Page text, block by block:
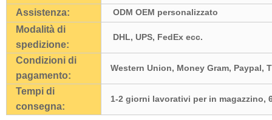
Assistenza: ODM OEM personalizzato
Modalità di
spedizione:
DHL, UPS, FedEx ecc.
Condizioni di
pagamento:
Western Union, Money Gram, Paypal,
Tempi di
consegna:
1-2 giorni lavorativi per in magazzino,